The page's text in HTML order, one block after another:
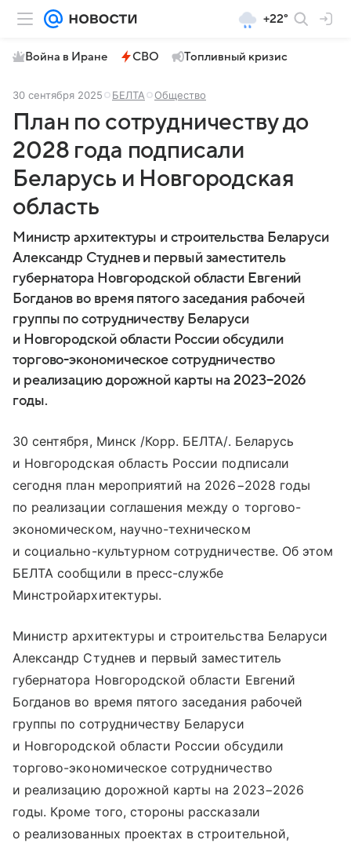
+22°
Война в Иране СВО Топливный кризис
30 сентября 2025 БЕЛТА Общество
План по сотрудничеству до
2028 года подписали
Беларусь и Новгородская
область
Министр архитектуры и строительства Беларуси
Александр Студнев и первый заместитель
губернатора Новгородской области Евгений
Богданов во время пятого заседания рабочей
группы по сотрудничеству Беларуси
и Новгородской области России обсудили
торгово-экономическое сотрудничество
и реализацию дорожной карты на 2023−2026
годы.
30 сентября, Минск /Корр. БЕЛТА/. Беларусь
и Новгородская область России подписали
сегодня план мероприятий на 2026−2028 годы
по реализации соглашения между о торгово-
экономическом, научно-техническом
и социально-культурном сотрудничестве. Об этом
БЕЛТА сообщили в пресс-службе
Минстройархитектуры.
Министр архитектуры и строительства Беларуси
Александр Студнев и первый заместитель
губернатора Новгородской области Евгений
Богданов во время пятого заседания рабочей
группы по сотрудничеству Беларуси
и Новгородской области России обсудили
торгово-экономическое сотрудничество
и реализацию дорожной карты на 2023−2026
годы. Кроме того, стороны рассказали
о реализованных проектах в строительной,